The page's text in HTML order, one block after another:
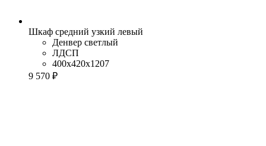
Шкаф средний узкий левый
Денвер светлый
ЛДСП
400x420x1207
9 570 ₽